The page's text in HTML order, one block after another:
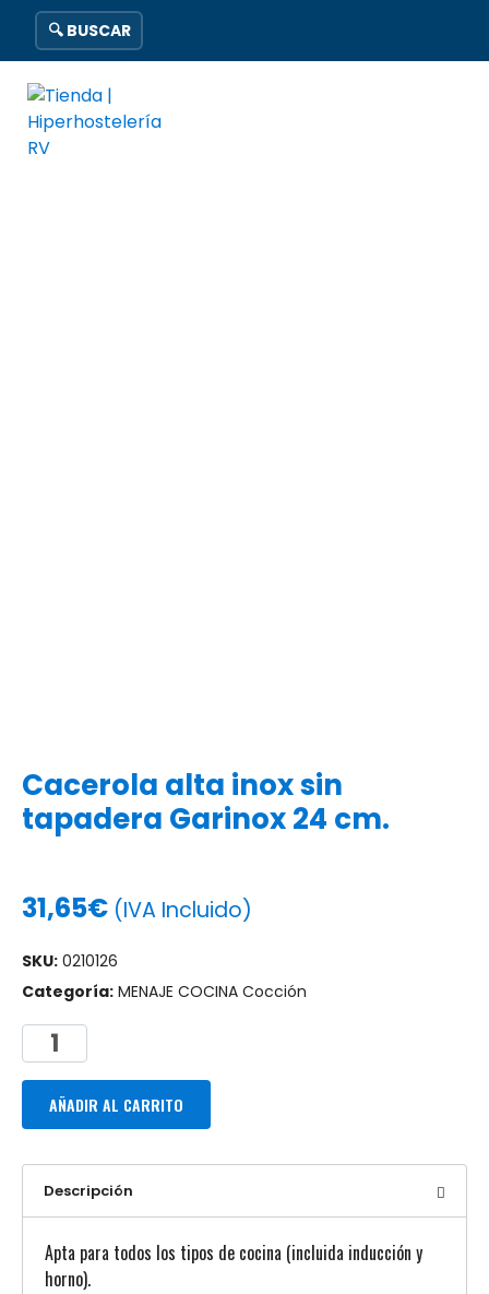
🔍 BUSCAR
Cacerola alta inox sin
tapadera Garinox 24 cm.
31,65€ (IVA Incluido)
SKU: 0210126
Categoría: MENAJE COCINA Cocción
AÑADIR AL CARRITO
Descripción
Apta para todos los tipos de cocina (incluida inducción y
horno).